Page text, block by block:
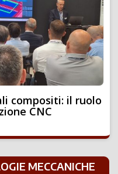
compositi: il ruolo
CNC
MECCANICHE